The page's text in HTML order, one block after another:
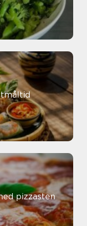
pizzasten